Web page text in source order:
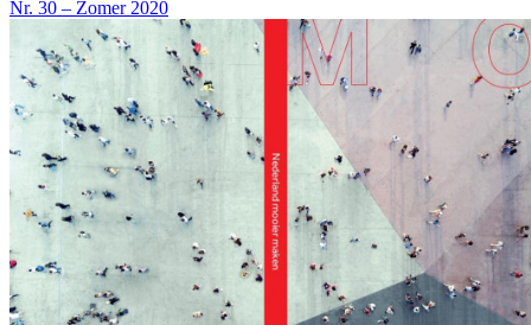
Nr. 30 – Zomer 2020